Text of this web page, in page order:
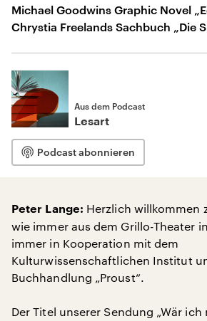
Michael Goodwins Graphic Novel
Chrystia Freelands Sachbuch „Die
Aus dem Podcast
Lesart
Podcast abonnieren
Peter Lange: Herzlich willkommen
wie immer aus dem Grillo-Theater
immer in Kooperation mit dem
Kulturwissenschaftlichen Institut
Buchhandlung „Proust“.
Der Titel unserer Sendung „Wär